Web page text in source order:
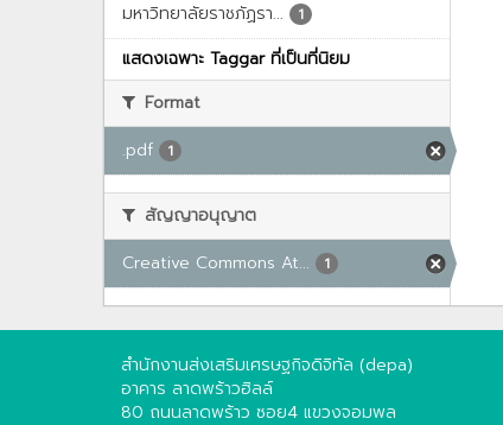
มหาวิทยาลัยราชภัฏรา... 1
แสดงเฉพาะ Taggar ที่เป็นที่นิยม
Format
.pdf
1
สัญญาอนุญาต
Creative Commons At...
1
สำนักงานส่งเสริมเศรษฐกิจดิจิทัล (depa)
อาคาร ลาดพร้าวฮิลล์
80 ถนนลาดพร้าว ซอย4 แขวงจอมพล